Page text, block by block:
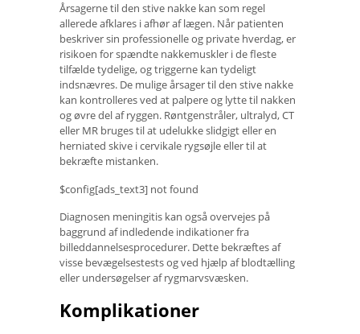
Årsagerne til den stive nakke kan som regel
allerede afklares i afhør af lægen. Når patienten
beskriver sin professionelle og private hverdag, er
risikoen for spændte nakkemuskler i de fleste
tilfælde tydelige, og triggerne kan tydeligt
indsnævres. De mulige årsager til den stive nakke
kan kontrolleres ved at palpere og lytte til nakken
og øvre del af ryggen. Røntgenstråler, ultralyd, CT
eller MR bruges til at udelukke slidgigt eller en
herniated skive i cervikale rygsøjle eller til at
bekræfte mistanken.
$config[ads_text3] not found
Diagnosen meningitis kan også overvejes på
baggrund af indledende indikationer fra
billeddannelsesprocedurer. Dette bekræftes af
visse bevægelsestests og ved hjælp af blodtælling
eller undersøgelser af rygmarvsvæsken.
Komplikationer